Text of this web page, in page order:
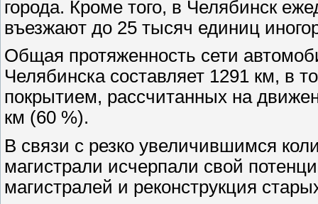
города. Кроме того, в Челябинск
въезжают до 25 тысяч единиц
Общая протяженность сети
Челябинска составляет 1291 км, в
покрытием, рассчитанных на
км (60 %).
В связи с резко увеличившимся
магистрали исчерпали свой
магистралей и реконструкция